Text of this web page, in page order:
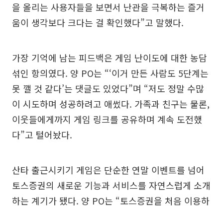
을 올리는 사용자들을 보면서 난관을 극복하는 즐거
움이 생각보다 크다는 걸 확인했다”고 말했다.
가장 기억에 남는 피드백은 게임 난이도에 대한 농담
섞인 항의였다. 양 PO는 “‘이거 만든 사람도 5단계는
못 깰 것 같다’는 댓글도 있었다”며 “저도 정말 수많
이 시도하며 성공하려고 애썼다. 가족과 친구는 물론,
이웃들에게까지 게임 링크를 공유하며 계속 도전했
다”고 털어놨다.
산타 출근시키기 게임은 단순한 연말 이벤트를 넘어
토스증권의 새로운 기능과 서비스를 자연스럽게 소개
하는 계기가 됐다. 양 PO는 “토스증권을 처음 이용하